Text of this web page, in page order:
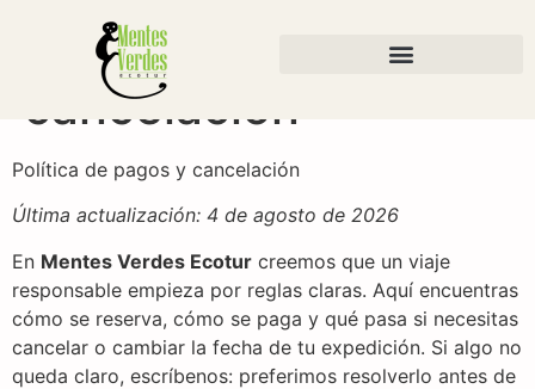
política de pagos y
cancelación
Política de pagos y cancelación
Última actualización: 4 de agosto de 2026
En Mentes Verdes Ecotur creemos que un viaje
responsable empieza por reglas claras. Aquí encuentras
cómo se reserva, cómo se paga y qué pasa si necesitas
cancelar o cambiar la fecha de tu expedición. Si algo no
queda claro, escríbenos: preferimos resolverlo antes de